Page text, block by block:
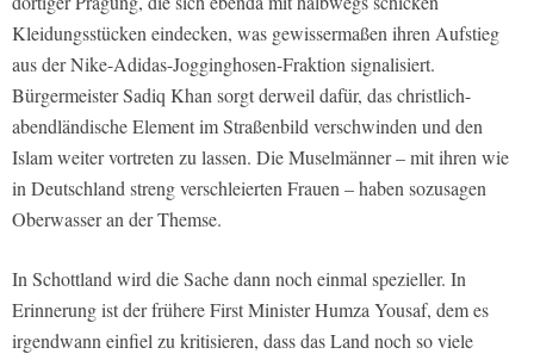
Kleidungsstücken eindecken, was gewissermaßen ihren Aufstieg
aus der Nike-Adidas-Jogginghosen-Fraktion signalisiert.
Bürgermeister Sadiq Khan sorgt derweil dafür, das christlich-
abendländische Element im Straßenbild verschwinden und den
Islam weiter vortreten zu lassen. Die Muselmänner – mit ihren wie
in Deutschland streng verschleierten Frauen – haben sozusagen
Oberwasser an der Themse.
In Schottland wird die Sache dann noch einmal spezieller. In
Erinnerung ist der frühere First Minister Humza Yousaf, dem es
irgendwann einfiel zu kritisieren, dass das Land noch so viele